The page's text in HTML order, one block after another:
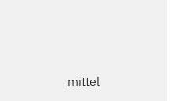
mittel